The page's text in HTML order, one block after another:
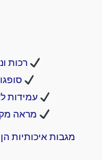
רכות
עמידות
מראה
מגבות איכותיות